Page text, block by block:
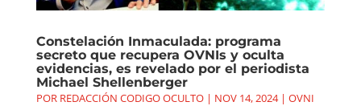
Constelación Inmaculada: programa
secreto que recupera OVNIs y oculta
evidencias, es revelado por el periodista
Michael Shellenberger
POR REDACCIÓN CODIGO OCULTO| NOV 14, 2024| OVNI